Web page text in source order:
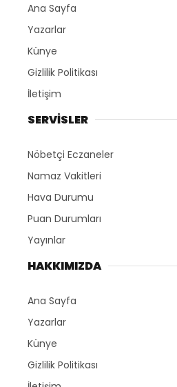
Ana Sayfa
Yazarlar
Künye
Gizlilik Politikası
İletişim
SERVİSLER
Nöbetçi Eczaneler
Namaz Vakitleri
Hava Durumu
Puan Durumları
Yayınlar
HAKKIMIZDA
Ana Sayfa
Yazarlar
Künye
Gizlilik Politikası